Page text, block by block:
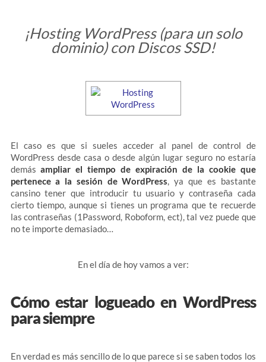
¡Hosting WordPress (para un solo
dominio) con Discos SSD!
El caso es que si sueles acceder al panel de control de
WordPress desde casa o desde algún lugar seguro no estaría
demásampliar el tiempo de expiración de la cookie que
pertenece a la sesión de WordPress, ya que es bastante
cansino tener que introducir tu usuario y contraseña cada
cierto tiempo, aunque si tienes un programa que te recuerde
las contraseñas (1Password, Roboform, ect), tal vez puede que
no te importe demasiado…
En el día de hoy vamos a ver:
Cómo estar logueado en WordPress
para siempre
En verdad es más sencillo de lo que parece si se saben todos los